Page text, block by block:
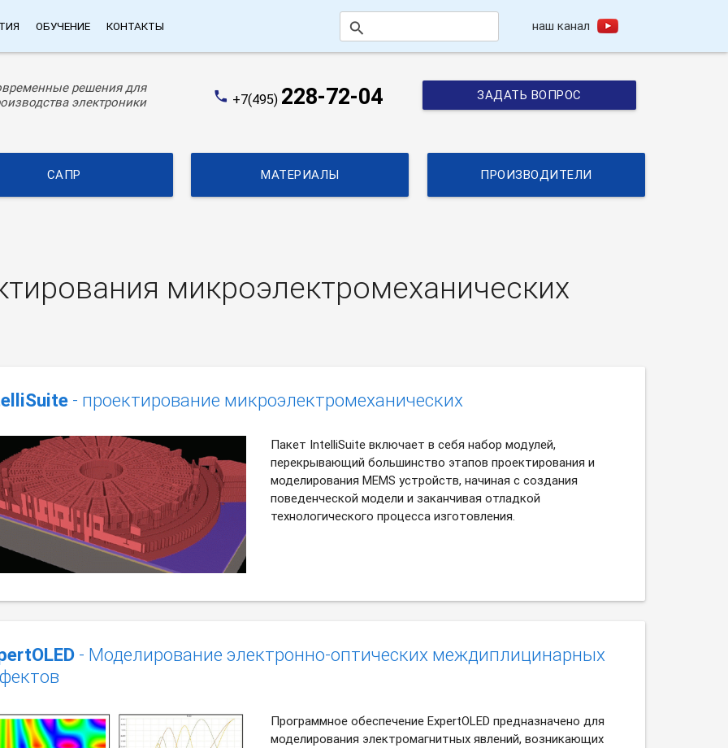
ОБУЧЕНИЕ КОНТАКТЫ search наш канал
решения для
электроники
phone +7(495) 228-72-04 ЗАДАТЬ ВОПРОС
САПР МАТЕРИАЛЫ ПРОИЗВОДИТЕЛИ
микроэлектромеханических
- проектирование микроэлектромеханических
Пакет IntelliSuite включает в себя набор модулей,
перекрывающий большинство этапов проектирования и
моделирования MEMS устройств, начиная с создания
поведенческой модели и заканчивая отладкой
технологического процесса изготовления.
- Моделирование электронно-оптических междиплицинарных
Программное обеспечение ExpertOLED предназначено для
моделирования электромагнитных явлений, возникающих